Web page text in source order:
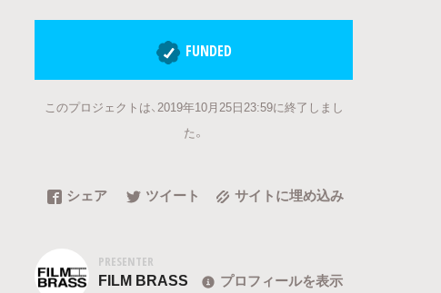
FUNDED
このプロジェクトは、2019年10月25日23:59に終了しまし
た。
シェア ツイート サイトに埋め込み
PRESENTER
FILM BRASS プロフィールを表示